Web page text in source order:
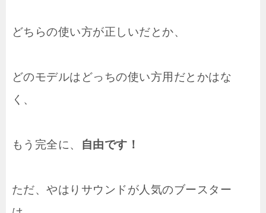
どちらの使い方が正しいだとか、
どのモデルはどっちの使い方用だとかはな
く、
もう完全に、 自由です！
ただ、やはりサウンドが人気のブースター